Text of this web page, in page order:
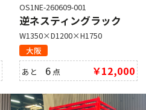
OS1NE-260609-001
逆ネスティングラック
W1350×D1200×H1750
大阪
あと 6 点 ￥12,000